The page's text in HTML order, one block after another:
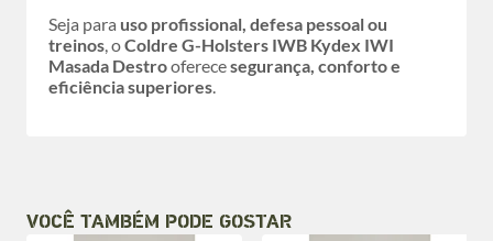
Seja para uso profissional, defesa pessoal ou
treinos, oColdre G-Holsters IWB Kydex IWI
Masada Destrooferecesegurança, conforto e
eficiência superiores.
VOCÊ TAMBÉM PODE GOSTAR